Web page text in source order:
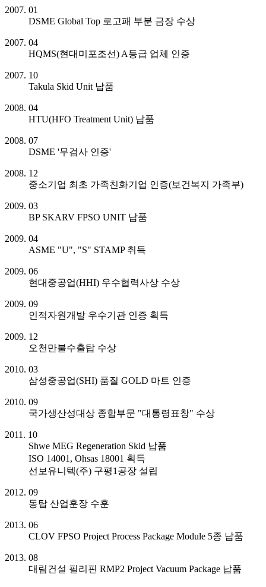
2007. 01
DSME Global Top 로고패 부분 금장 수상
2007. 04
HQMS(현대미포조선) A등급 업체 인증
2007. 10
Takula Skid Unit 납품
2008. 04
HTU(HFO Treatment Unit) 납품
2008. 07
DSME '무검사 인증'
2008. 12
중소기업 최초 가족친화기업 인증(보건복지 가족부)
2009. 03
BP SKARV FPSO UNIT 납품
2009. 04
ASME "U", "S" STAMP 취득
2009. 06
현대중공업(HHI) 우수협력사상 수상
2009. 09
인적자원개발 우수기관 인증 획득
2009. 12
오천만불수출탑 수상
2010. 03
삼성중공업(SHI) 품질 GOLD 마트 인증
2010. 09
국가생산성대상 종합부문 "대통령표창" 수상
2011. 10
Shwe MEG Regeneration Skid 납품
ISO 14001, Ohsas 18001 획득
선보유니텍(주) 구평1공장 설립
2012. 09
동탑 산업훈장 수훈
2013. 06
CLOV FPSO Project Process Package Module 5종 납품
2013. 08
대림건설 필리핀 RMP2 Project Vacuum Package 납품